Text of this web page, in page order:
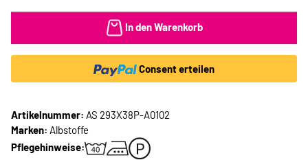
In den Warenkorb
Consent erteilen
Artikelnummer: AS 293X38P-A0102
Marken: Albstoffe
Pflegehinweise: